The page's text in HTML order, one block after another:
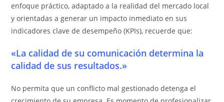
enfoque práctico, adaptado a la realidad del mercado local
y orientadas a generar un impacto inmediato en sus
indicadores clave de desempeño (KPIs), recuerde que:
«La calidad de su comunicación determina la
calidad de sus resultados.»
No permita que un conflicto mal gestionado detenga el